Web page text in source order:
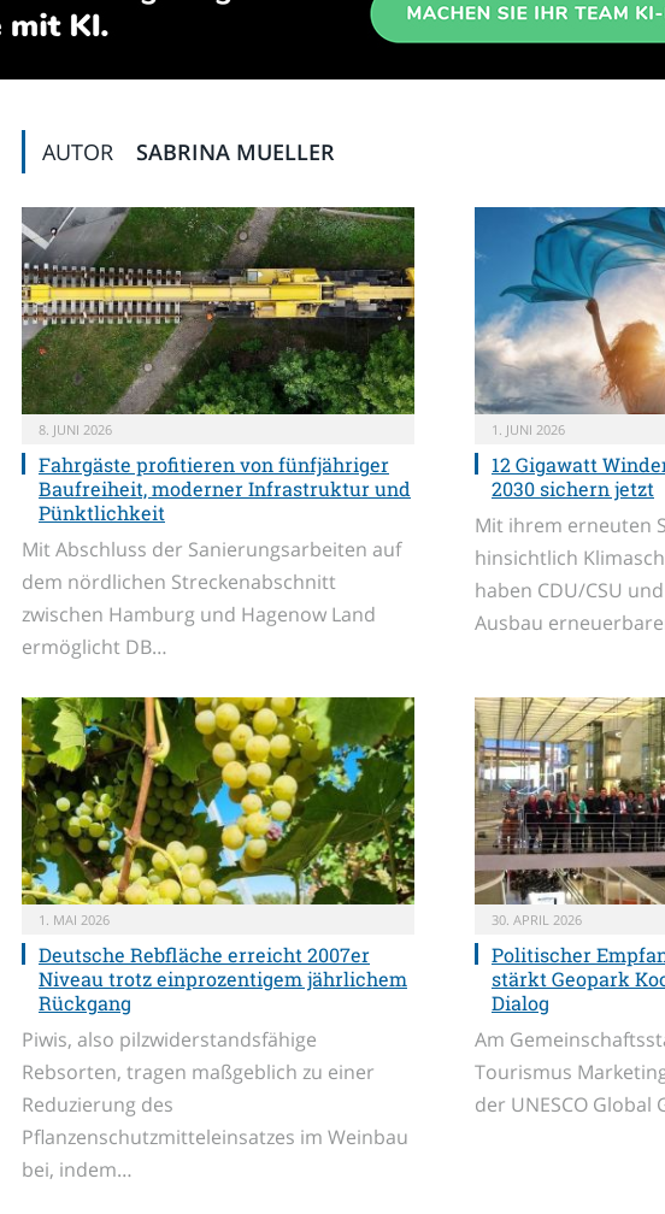
AUTOR SABRINA MUELLER
8. JUNI 2026
Fahrgäste profitieren von fünfjähriger
Baufreiheit, moderner Infrastruktur und
Pünktlichkeit
Mit Abschluss der Sanierungsarbeiten auf
dem nördlichen Streckenabschnitt
zwischen Hamburg und Hagenow Land
ermöglicht DB…
1. JUNI 2026
12 Gigawatt
2030 sichern jetzt
Mit ihrem erneuten
hinsichtlich
haben CDU/CSU
Ausbau
1. MAI 2026
Deutsche Rebfläche erreicht 2007er
Niveau trotz einprozentigem jährlichem
Rückgang
Piwis, also pilzwiderstandsfähige
Rebsorten, tragen maßgeblich zu einer
Reduzierung des
Pflanzenschutzmitteleinsatzes im Weinbau
bei, indem…
30. APRIL 2026
Politischer
stärkt Geopark
Dialog
Am
Tourismus
der UNESCO